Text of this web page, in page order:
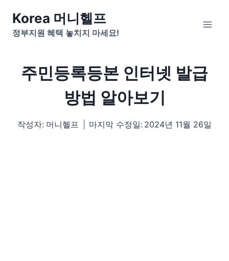
content
Korea 머니헬프
정부지원 혜택 놓치지 마세요!
주민등록등본 인터넷 발급
방법 알아보기
작성자: 머니헬프 마지막 수정일: 2024년 11월 26일